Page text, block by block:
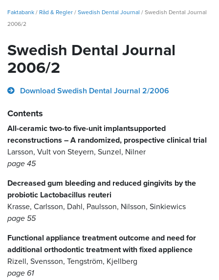
Faktabank / Råd & Regler / Swedish Dental Journal / Swedish Dental Journal
2006/2
Swedish Dental Journal
2006/2
Download Swedish Dental Journal 2/2006
Contents
All-ceramic two-to five-unit implantsupported
reconstructions – A randomized, prospective clinical trial
Larsson, Vult von Steyern, Sunzel, Nilner
page 45
Decreased gum bleeding and reduced gingivits by the
probiotic Lactobacillus reuteri
Krasse, Carlsson, Dahl, Paulsson, Nilsson, Sinkiewics
page 55
Functional appliance treatment outcome and need for
additional orthodontic treatment with fixed applience
Rizell, Svensson, Tengström, Kjellberg
page 61